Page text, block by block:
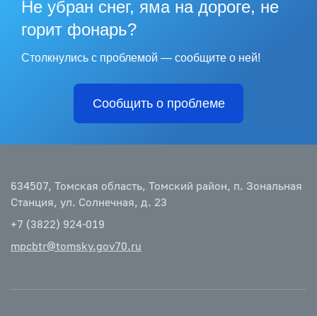
Не убран снег, яма на дороге, не
горит фонарь?
Столкнулись с проблемой — сообщите о ней!
Сообщить о проблеме
634507, Томская область, Томский район, п. Зональная
Станция, ул. Солнечная, д. 23
+7 (3822) 924-019
mpcbtr@tomsky.gov70.ru